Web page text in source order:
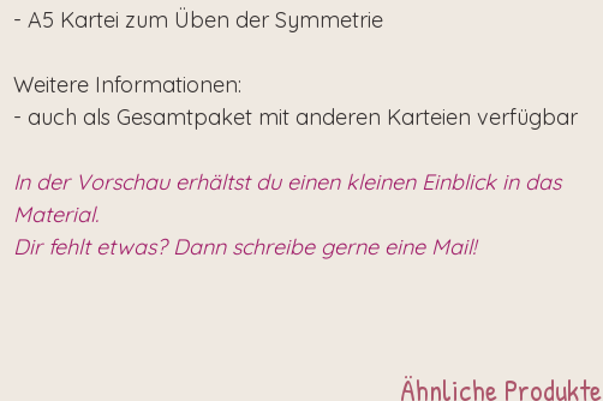
- A5 Kartei zum Üben der Symmetrie
Weitere Informationen:
- auch als Gesamtpaket mit anderen Karteien verfügbar
In der Vorschau erhältst du einen kleinen Einblick in das
Material.
Dir fehlt etwas? Dann schreibe gerne eine Mail!
Ähnliche Produkte